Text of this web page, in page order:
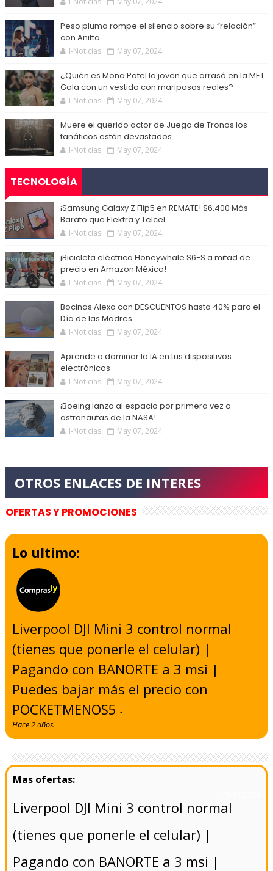
Peso pluma rompe el silencio sobre su “relación”
con Anitta
I-Noticias May 07, 2024
¿Quién es Mona Patel la joven que arrasó en la MET
Gala con un vestido con mariposas reales?
I-Noticias May 07, 2024
Muere el querido actor de Juego de Tronos los
fanáticos están devastados
I-Noticias May 07, 2024
TECNOLOGÍA
¡Samsung Galaxy Z Flip5 en REMATE! $6,400 Más
Barato que Elektra y Telcel
I-Noticias May 07, 2024
¡Bicicleta eléctrica Honeywhale S6-S a mitad de
precio en Amazon México!
I-Noticias May 07, 2024
Bocinas Alexa con DESCUENTOS hasta 40% para el
Día de las Madres
I-Noticias May 07, 2024
Aprende a dominar la IA en tus dispositivos
electrónicos
I-Noticias May 07, 2024
¡Boeing lanza al espacio por primera vez a
astronautas de la NASA!
I-Noticias May 07, 2024
OFERTAS Y PROMOCIONES
Lo ultimo:
Liverpool DJI Mini 3 control normal
(tienes que ponerle el celular) |
Pagando con BANORTE a 3 msi |
Puedes bajar más el precio con
POCKETMENOS5-
Hace 2 años.
Liverpool DJI Mini 3 control normal
(tienes que ponerle el celular) |
Pagando con BANORTE a 3 msi |